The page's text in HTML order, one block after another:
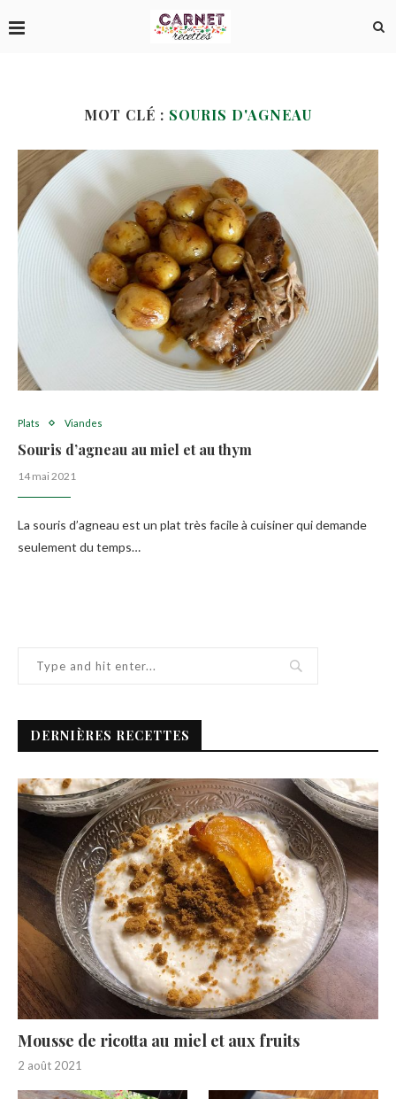
MOT CLÉ : SOURIS D'AGNEAU
Plats Viandes
Souris d’agneau au miel et au thym
14 mai 2021
La souris d’agneau est un plat très facile à cuisiner qui demande
seulement du temps…
DERNIÈRES RECETTES
Mousse de ricotta au miel et aux fruits
2 août 2021